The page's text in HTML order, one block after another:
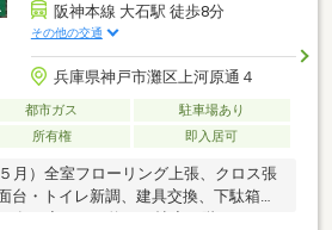
阪神本線 大石駅 徒歩8分
その他の交通
兵庫県神戸市灘区上河原通４
都市ガス
駐車場あり
所有権 即入居可
月）全室フローリング上張、クロス張
台・トイレ新調、建具交換、下駄箱新